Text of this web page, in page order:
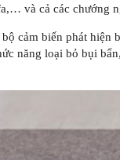
và cả các chướng
cảm biến phát hiện
năng loại bỏ bụi